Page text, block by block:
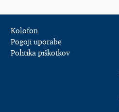
Kolofon
Pogoji uporabe
Politika piškotkov